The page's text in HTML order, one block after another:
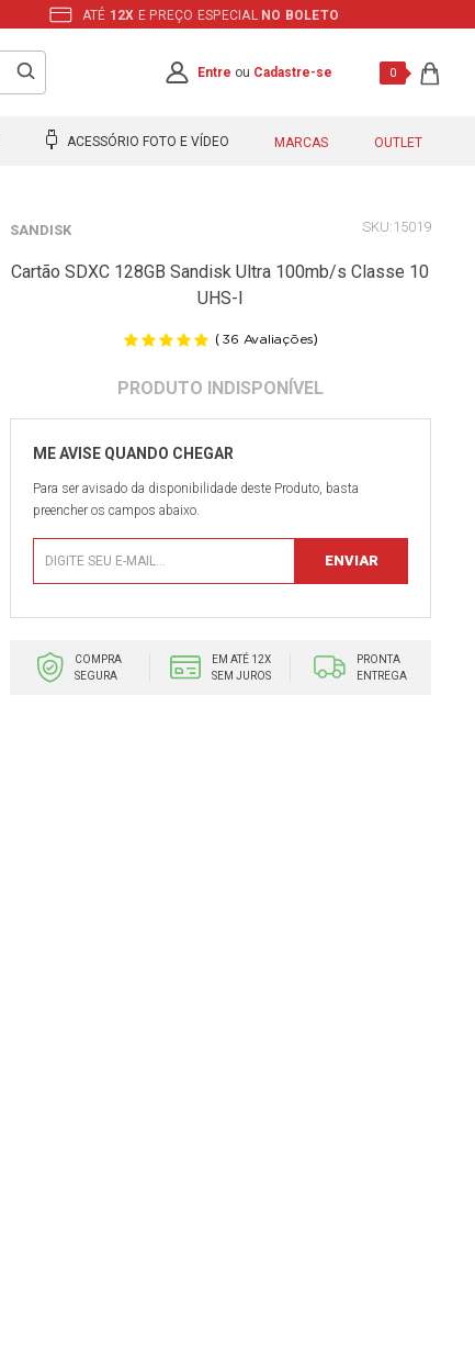
ATÉ 12X E PREÇO ESPECIAL NO BOLETO
Entre ou Cadastre-se 0
ACESSÓRIO FOTO E VÍDEO MARCAS OUTLET
SANDISK 15019
Cartão SDXC 128GB Sandisk Ultra 100mb/s Classe 10
UHS-I
( 36 Avaliações)
Para ser avisado da disponibilidade deste Produto, basta
preencher os campos abaixo.
COMPRA
SEGURA
EM ATÉ 12X
SEM JUROS
PRONTA
ENTREGA